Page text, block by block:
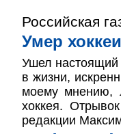
Российская
Умер
Ушел настоящий
в жизни,
моему мнению,
хоккея.
редакции